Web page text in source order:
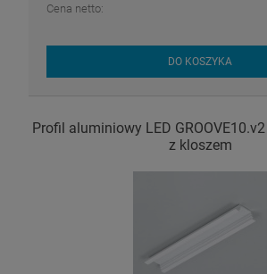
Cena netto:
DO KOSZYKA
Profil aluminiowy LED
z kloszem